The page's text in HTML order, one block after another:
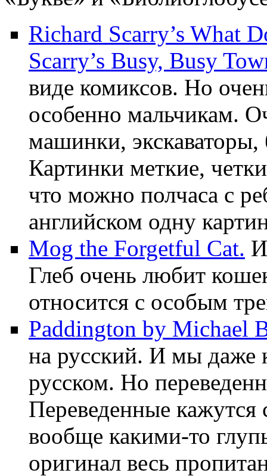
Richard Scarry’s What
Scarry’s Busy, Busy
виде комиксов. Но
особенно мальчикам.
машинки, экскаваторы,
Картинки меткие,
что можно полчаса с
английском одну
Mog the Forgetful Cat.
Глеб очень любит
относится с особым
Paddington by Michael
на русский. И мы даже
русском. Но
Переведенные
вообще какими-то
оригинал весь